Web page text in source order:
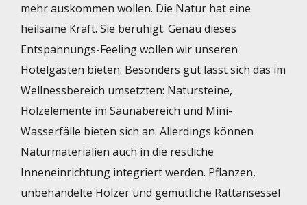
mehr auskommen wollen. Die Natur hat eine
heilsame Kraft. Sie beruhigt. Genau dieses
Entspannungs-Feeling wollen wir unseren
Hotelgästen bieten. Besonders gut lässt sich das im
Wellnessbereich umsetzten: Natursteine,
Holzelemente im Saunabereich und Mini-
Wasserfälle bieten sich an. Allerdings können
Naturmaterialien auch in die restliche
Inneneinrichtung integriert werden. Pflanzen,
unbehandelte Hölzer und gemütliche Rattansessel